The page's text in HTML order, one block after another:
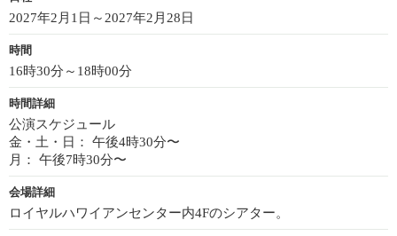
2027年2月1日～2027年2月28日
時間
16時30分～18時00分
時間詳細
公演スケジュール
金・土・日： 午後4時30分〜
月： 午後7時30分〜
会場詳細
ロイヤルハワイアンセンター内4Fのシアター。